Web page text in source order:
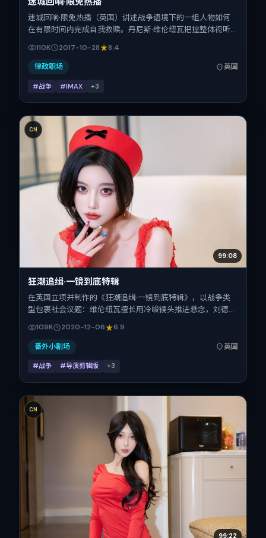
迷城回响·限免热播（英国）讲述战争语境下的一组人物如何
在有限时间内完成自我救赎。丹尼斯·维伦纽瓦把控整体视听
表演层次丰富。影片定于 2017-10-28 起陆续登陆院线与网络
平台，国庆档前后公映，片长169分钟。
110K 2017-10-28 8.4
律政职场 英国
#战争 #IMAX +3
CN
99:08
狂潮追缉·一镜到底特辑
在英国立项并制作的《狂潮追缉·一镜到底特辑》，以战争类
型包裹社会议题：维伦纽瓦擅长用冷峻镜头推进悬念，刘德
映时间：2020-12-06；片长123分钟；适合关注现实质感与
类型片结构的观众。
109K 2020-12-06 6.9
番外小剧场 英国
#战争 #导演剪辑版 +3
CN
99:22